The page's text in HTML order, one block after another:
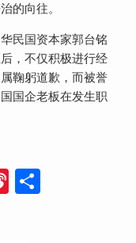
的向往。
民国资本家郭台铭
，不仅积极进行经
鞠躬道歉，而被誉
国企老板在发生职
Sina分